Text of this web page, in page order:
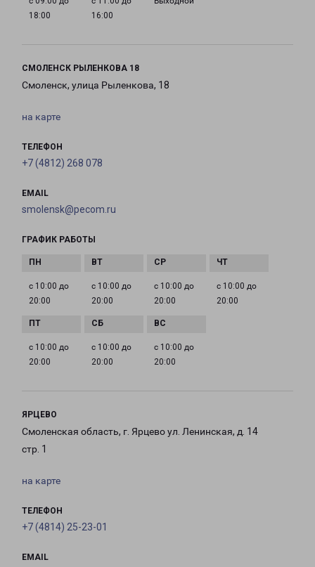
18:00
16:00
СМОЛЕНСК РЫЛЕНКОВА 18
Смоленск, улица Рыленкова, 18
на карте
ТЕЛЕФОН
+7 (4812) 268 078
EMAIL
smolensk@pecom.ru
ГРАФИК РАБОТЫ
с 10:00 до
20:00
с 10:00 до
20:00
с 10:00 до
20:00
с 10:00 до
20:00
с 10:00 до
20:00
с 10:00 до
20:00
с 10:00 до
20:00
ЯРЦЕВО
Смоленская область, г. Ярцево ул. Ленинская, д. 14
стр. 1
на карте
ТЕЛЕФОН
+7 (4814) 25-23-01
EMAIL